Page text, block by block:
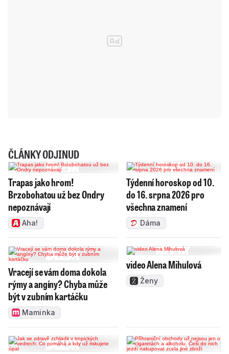
ČLÁNKY ODJINUD
Trapas jako hrom!
Brzobohatou už bez Ondry
nepoznávají
Aha!
Týdenní horoskop od 10.
do 16. srpna 2026 pro
všechna znamení
Dáma
Vracejí se vám doma dokola
rýmy a angíny? Chyba může
být v zubním kartáčku
Maminka
video Alena Mihulová
Ženy